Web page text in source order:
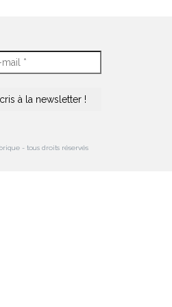
- tous droits réservés